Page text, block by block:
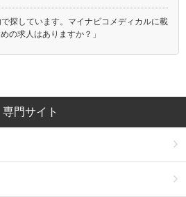
で探しています。マイナビコメディカルに載
の求人はありますか？」
専門サイト